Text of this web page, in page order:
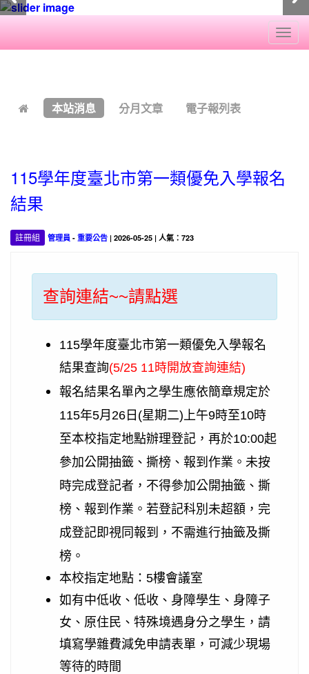
本站消息 分月文章 電子報列表
115學年度臺北市第一類優免入學報名
結果
註冊組 管理員 -重要公告 | 2026-05-25 | 人氣：723
查詢連結~~請點選
115學年度臺北市第一類優免入學報名
結果查詢(5/25 11時開放查詢連結)
報名結果名單內之學生應依簡章規定於
115年5月26日(星期二)上午9時至10時
至本校指定地點辦理登記，再於10:00起
參加公開抽籤、撕榜、報到作業。未按
時完成登記者，不得參加公開抽籤、撕
榜、報到作業。若登記科別未超額，完
成登記即視同報到，不需進行抽籤及撕
榜。
本校指定地點：5樓會議室
如有中低收、低收、身障學生、身障子
女、原住民、特殊境遇身分之學生，請
填寫學雜費減免申請表單，可減少現場
等待的時間